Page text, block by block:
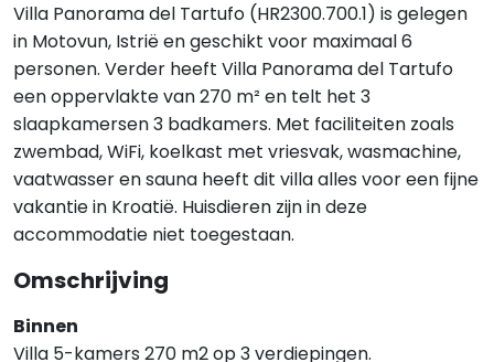
Villa Panorama del Tartufo (HR2300.700.1) is gelegen
in Motovun, Istrië en geschikt voor maximaal 6
personen. Verder heeft Villa Panorama del Tartufo
een oppervlakte van 270 m² en telt het 3
slaapkamersen 3 badkamers. Met faciliteiten zoals
zwembad, WiFi, koelkast met vriesvak, wasmachine,
vaatwasser en sauna heeft dit villa alles voor een fijne
vakantie in Kroatië. Huisdieren zijn in deze
accommodatie niet toegestaan.
Omschrijving
Binnen
Villa 5-kamers 270 m2 op 3 verdiepingen.